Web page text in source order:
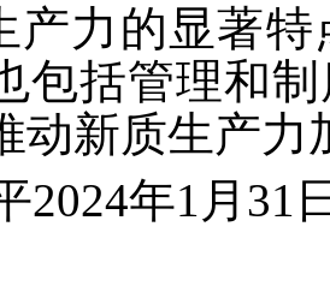
产力的显著
包括管理和
动新质生产力
2024年1月31